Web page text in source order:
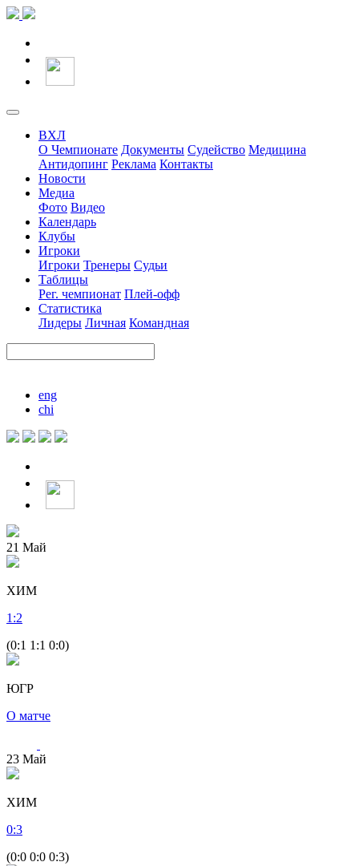
ВХЛ
О Чемпионате Документы Судейство Медицина
Антидопинг Реклама Контакты
Новости
Медиа
Фото Видео
Календарь
Клубы
Игроки
Игроки Тренеры Судьи
Таблицы
Рег. чемпионат Плей-офф
Статистика
Лидеры Личная Командная
eng
chi
21 Май
ХИМ
1 :2
(0:1 1:1 0:0)
ЮГР
О матче
23 Май
ХИМ
0:3
(0:0 0:0 0:3)